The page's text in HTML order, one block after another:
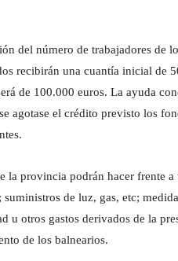
del número de trabajadores de
recibirán una cuantía inicial de
de 100.000 euros. La ayuda
agotase el crédito previsto los
la provincia podrán hacer frente
de luz, gas, etc;
u otros gastos derivados de la
de los balnearios.